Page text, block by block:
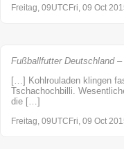
Freitag, 09UTCFri, 09 Oct
Fußballfutter Deutschland
[…] Kohlrouladen klingen
Tschachochbilli.
die […]
Freitag, 09UTCFri, 09 Oct